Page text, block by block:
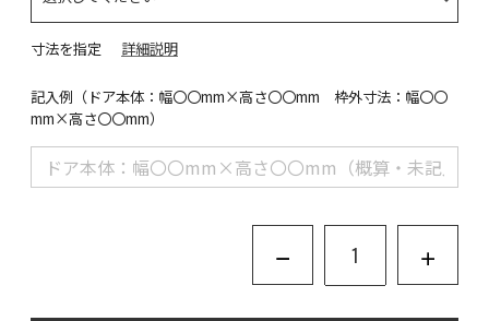
寸法を指定 詳細説明
記入例（ドア本体：幅〇〇mm×高さ〇〇mm 枠外寸法：幅〇〇
mm×高さ〇〇mm）